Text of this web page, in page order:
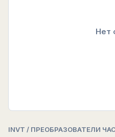
Нет
INVT / ПРЕОБРАЗОВАТЕЛИ